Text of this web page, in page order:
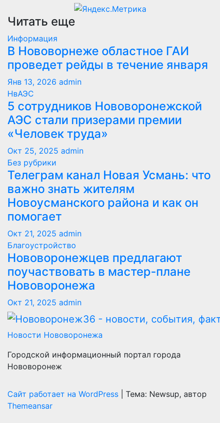
Читать еще
Информация
В Нововорнеже областное ГАИ
проведет рейды в течение января
Янв 13, 2026 admin
НвАЭС
5 сотрудников Нововоронежской
АЭС стали призерами премии
«Человек труда»
Окт 25, 2025 admin
Без рубрики
Телеграм канал Новая Усмань: что
важно знать жителям
Новоусманского района и как он
помогает
Окт 21, 2025 admin
Благоустройство
Нововоронежцев предлагают
поучаствовать в мастер-плане
Нововоронежа
Окт 21, 2025 admin
Новости Нововоронежа
Городской информационный портал города
Нововоронеж
Сайт работает на WordPress
Тема: Newsup, автор
Themeansar